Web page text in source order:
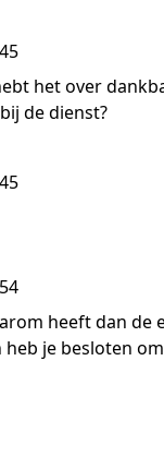
het over
de dienst?
heeft dan de
heb je besloten